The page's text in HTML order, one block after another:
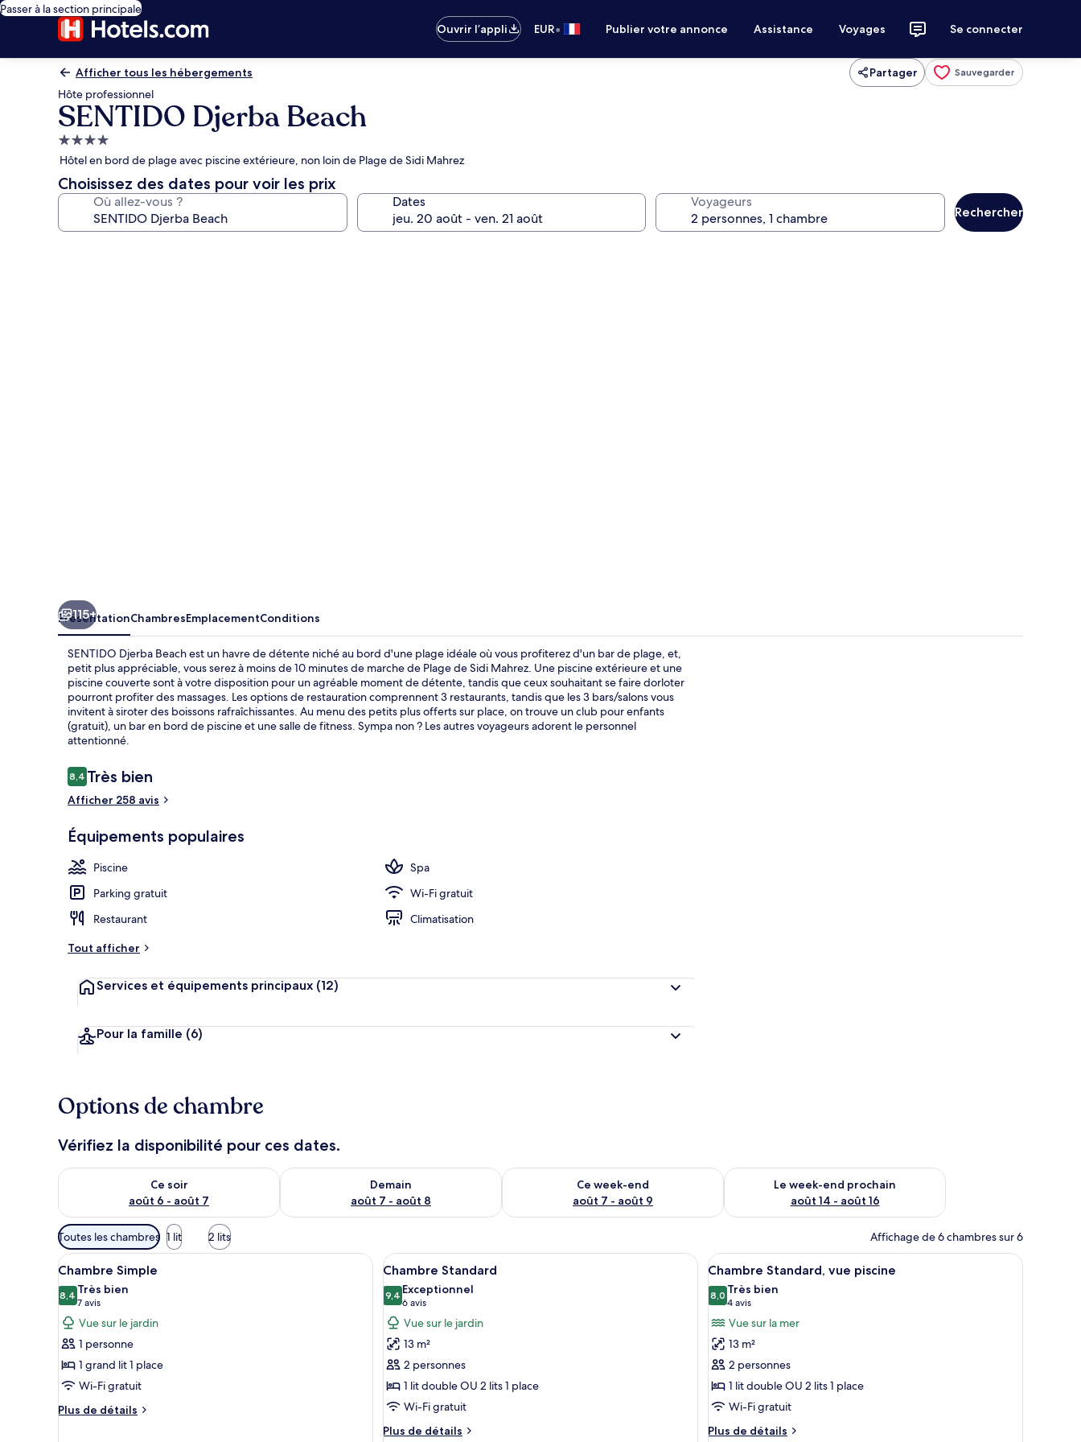
Passer à la section principale
Ouvrir l’appli
EUR• Publier votre annonce Assistance Voyages Se connecter
Afficher tous les hébergements Partager Sauvegarder
Hôte professionnel
SENTIDO Djerba Beach
Hébergement
4.0 étoiles
Hôtel en bord de plage avec piscine extérieure, non loin de Plage de Sidi Mahrez
Choisissez des dates pour voir les prix
Où allez-vous ? Dates Voyageurs
Rechercher
Façade de l’hébergement
115+
PrésentationChambresEmplacementConditions
SENTIDO Djerba Beach est un havre de détente niché au bord d'une plage idéale où vous profiterez d'un bar de plage, et,
petit plus appréciable, vous serez à moins de 10 minutes de marche de Plage de Sidi Mahrez. Une piscine extérieure et une
piscine couverte sont à votre disposition pour un agréable moment de détente, tandis que ceux souhaitant se faire dorloter
pourront profiter des massages. Les options de restauration comprennent 3 restaurants, tandis que les 3 bars/salons vous
invitent à siroter des boissons rafraîchissantes. Au menu des petits plus offerts sur place, on trouve un club pour enfants
(gratuit), un bar en bord de piscine et une salle de fitness. Sympa non ? Les autres voyageurs adorent le personnel
attentionné.
Avis
voyageurs
8,48,4 sur 10
Très bien
Afficher 258 avis
Équipements populaires
Piscine
Spa
Parking gratuit
Wi-Fi gratuit
Restaurant
Climatisation
Tout afficher
Services et équipements principaux (12)
Pour la famille (6)
Options de chambre
Vérifiez la disponibilité pour ces dates.
Ce soir
août 6 - août 7
Vérifier la disponibilité pour ce soir août 6 - août 7
Demain
août 7 - août 8
Vérifier la disponibilité pour demain août 7 - août 8
Ce week-end
août 7 - août 9
Vérifier la disponibilité pour ce week-end août 7 - août 9
Le week-end prochain
août 14 - août 16
Vérifier la disponibilité pour le week-end prochain août 14 -
Filtres
disponibles
pour
les
chambres
Toutes les chambres 1 lit 2 lits Affichage de 6 chambres sur 6
Afficher
toutes
les
photos
pour
ce
type
de
chambre :
Coffres-forts dans les chambres, Wi-Fi gratuit, draps fournis
3
Chambre Simple
8,48,4 sur 10
Très bien
7 avis
(7 avis)
Vue sur le jardin
1 personne
1 grand lit 1 place
Wi-Fi gratuit
Plus de détails
Plus
Afficher
toutes
les
photos
pour
ce
type
de
chambre :
Chambre
Coffres-forts dans les chambres, Wi-Fi gratuit, draps fournis
3
Chambre Standard
9,49,4 sur 10
Exceptionnel
6 avis
(6 avis)
Vue sur le jardin
13 m²
2 personnes
1 lit double OU 2 lits 1 place
Wi-Fi gratuit
Plus de détails
Plus
Afficher
toutes
les
photos
pour
ce
type
de
chambre :
Chambre
Coffres-forts dans les chambres, Wi-Fi
4
Chambre Standard, vue piscine
8,08,0 sur 10
Très bien
4 avis
(4 avis)
Vue sur la mer
13 m²
2 personnes
1 lit double OU 2 lits 1 place
Wi-Fi gratuit
Plus de détails
Plus